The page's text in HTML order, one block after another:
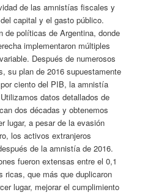
de las amnistías fiscales y
capital y el gasto público.
de políticas de Argentina, donde
implementaron múltiples
Después de numerosos
su plan de 2016 supuestamente
ciento del PIB, la amnistía
datos detallados de
dos décadas y obtenemos
lugar, a pesar de la evasión
los activos extranjeros
de la amnistía de 2016.
fueron extensas entre el 0,1
ricas, que más que duplicaron
lugar, mejorar el cumplimiento